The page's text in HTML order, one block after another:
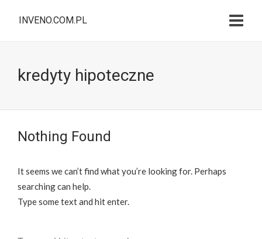
INVENO.COM.PL
kredyty hipoteczne
Nothing Found
It seems we can’t find what you’re looking for. Perhaps
searching can help.
Type some text and hit enter.